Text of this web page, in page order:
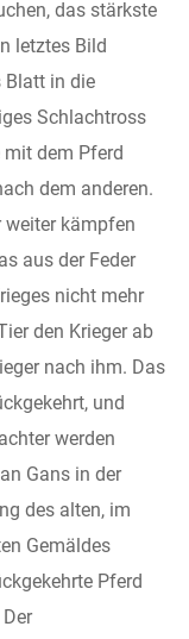
das stärkste
letztes Bild
Blatt in die
Schlachtross
mit dem Pferd
dem anderen.
weiter kämpfen
aus der Feder
nicht mehr
den Krieger ab
nach ihm. Das
und
werden
Gans in der
des alten, im
Gemäldes
Pferd